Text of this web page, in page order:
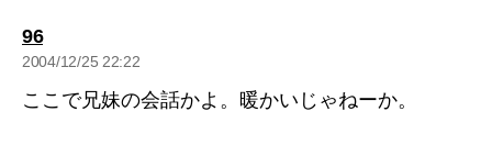
96の
発
2004/12/25 22:22
ここで兄妹の会話かよ。暖かいじゃねーか。